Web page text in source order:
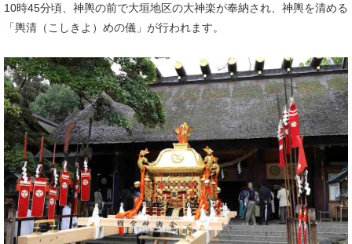
10時45分頃、神輿の前で大垣地区の大神楽が奉納され、神輿を清める
「輿清（こしきよ）めの儀」が行われます。